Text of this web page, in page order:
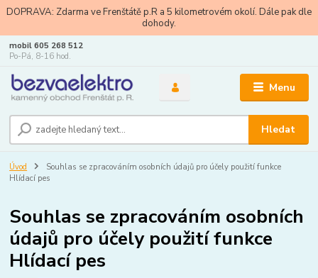
DOPRAVA: Zdarma ve Frenštátě p.R a 5 kilometrovém okolí. Dále pak dle
dohody.
Menu
Hledat
mobil 605 268 512
Po-Pá, 8-16 hod.
Úvod
Souhlas se zpracováním osobních údajů pro účely použití funkce
Hlídací pes
Souhlas se zpracováním osobních
údajů pro účely použití funkce
Hlídací pes